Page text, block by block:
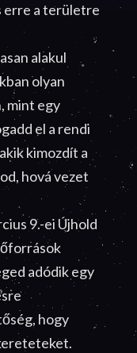
erre a területre
alakul
olyan
mint egy
el a rendi
kimozdít a
hová vezet
9.-ei Újhold
adódik egy
hogy